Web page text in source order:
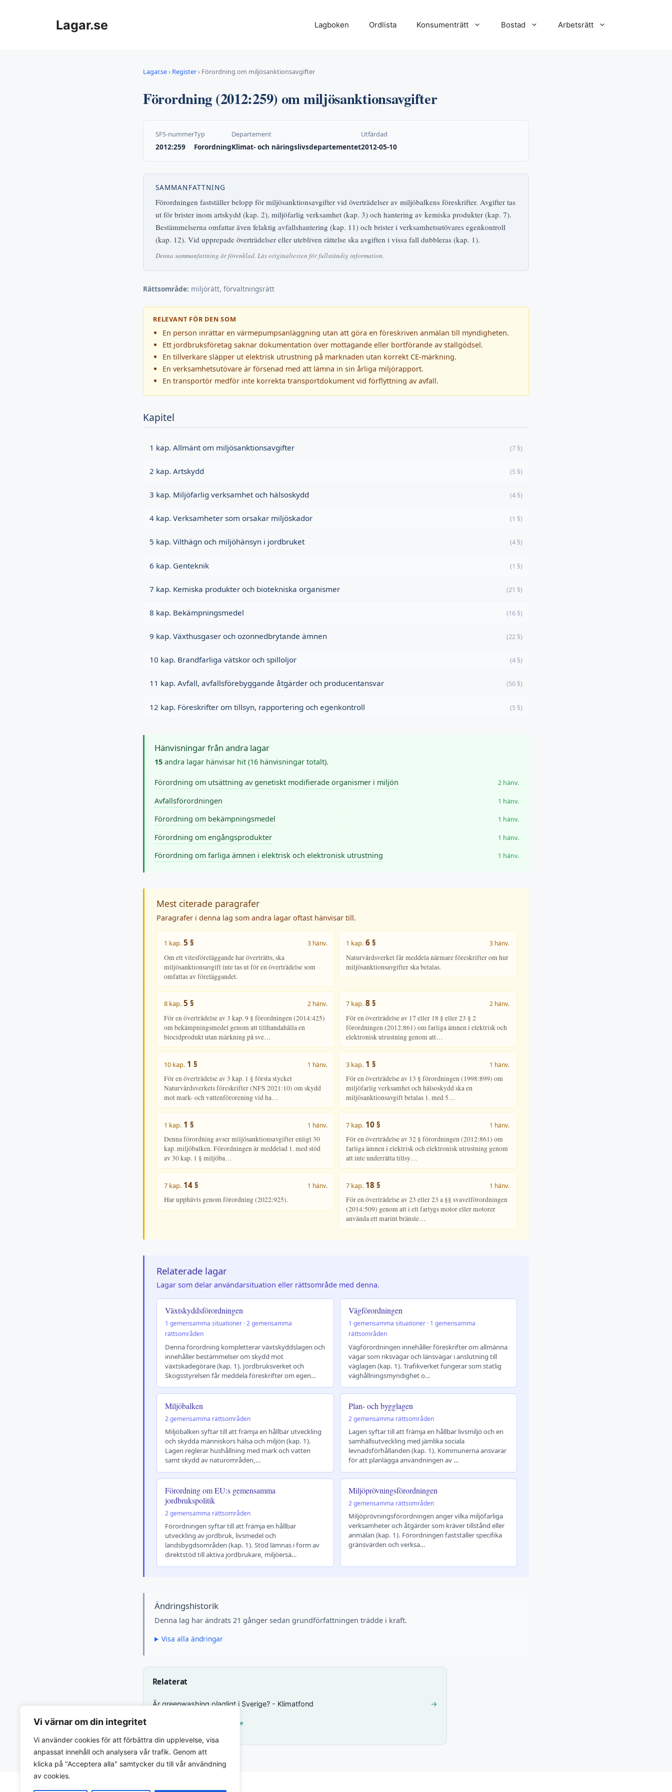
Vi värnar om din integritet
Vi använder cookies för att förbättra din upplevelse, visa
anpassat innehåll och analysera vår trafik. Genom att
klicka på "Acceptera alla" samtycker du till vår användning
av cookies.
Lagar.se Lagboken Ordlista Konsumenträtt Bostad Arbetsrätt
Lagar.se› Register› Förordning om miljösanktionsavgifter
Förordning (2012:259) om miljösanktionsavgifter
SFS-nummer
2012:259
Typ
Forordning
Departement
Klimat- och näringslivsdepartementet
Utfärdad
2012-05-10
SAMMANFATTNING
Förordningen fastställer belopp för miljösanktionsavgifter vid överträdelser av miljöbalkens föreskrifter. Avgifter tas
ut för brister inom artskydd (kap. 2), miljöfarlig verksamhet (kap. 3) och hantering av kemiska produkter (kap. 7).
Bestämmelserna omfattar även felaktig avfallshantering (kap. 11) och brister i verksamhetsutövares egenkontroll
(kap. 12). Vid upprepade överträdelser eller utebliven rättelse ska avgiften i vissa fall dubbleras (kap. 1).
Denna sammanfattning är förenklad. Läs originaltexten för fullständig information.
Rättsområde: miljörätt, förvaltningsrätt
RELEVANT FÖR DEN SOM
En person inrättar en värmepumpsanläggning utan att göra en föreskriven anmälan till myndigheten.
Ett jordbruksföretag saknar dokumentation över mottagande eller bortförande av stallgödsel.
En tillverkare släpper ut elektrisk utrustning på marknaden utan korrekt CE-märkning.
En verksamhetsutövare är försenad med att lämna in sin årliga miljörapport.
En transportör medför inte korrekta transportdokument vid förflyttning av avfall.
Kapitel
1 kap. Allmänt om miljösanktionsavgifter (7 §)
2 kap. Artskydd (5 §)
3 kap. Miljöfarlig verksamhet och hälsoskydd (4 §)
4 kap. Verksamheter som orsakar miljöskador (1 §)
5 kap. Vilthägn och miljöhänsyn i jordbruket (4 §)
6 kap. Genteknik (1 §)
7 kap. Kemiska produkter och biotekniska organismer (21 §)
8 kap. Bekämpningsmedel (16 §)
9 kap. Växthusgaser och ozonnedbrytande ämnen (22 §)
10 kap. Brandfarliga vätskor och spilloljor (4 §)
11 kap. Avfall, avfallsförebyggande åtgärder och producentansvar (50 §)
12 kap. Föreskrifter om tillsyn, rapportering och egenkontroll (5 §)
Hänvisningar från andra lagar
15 andra lagar hänvisar hit (16 hänvisningar totalt).
Förordning om utsättning av genetiskt modifierade organismer i miljön 2 hänv.
Avfallsförordningen 1 hänv.
Förordning om bekämpningsmedel 1 hänv.
Förordning om engångsprodukter 1 hänv.
Förordning om farliga ämnen i elektrisk och elektronisk utrustning 1 hänv.
Mest citerade paragrafer
Paragrafer i denna lag som andra lagar oftast hänvisar till.
1 kap. 5 § 3 hänv.
Om ett vitesföreläggande har överträtts, ska
miljösanktionsavgift inte tas ut för en överträdelse som
omfattas av föreläggandet.
1 kap. 6 § 3 hänv.
Naturvårdsverket får meddela närmare föreskrifter om hur
miljösanktionsavgifter ska betalas.
8 kap. 5 § 2 hänv.
För en överträdelse av 3 kap. 9 § förordningen (2014:425)
om bekämpningsmedel genom att tillhandahålla en
biocidprodukt utan märkning på sve…
7 kap. 8 § 2 hänv.
För en överträdelse av 17 eller 18 § eller 23 § 2
förordningen (2012:861) om farliga ämnen i elektrisk och
elektronisk utrustning genom att…
10 kap. 1 § 1 hänv.
För en överträdelse av 3 kap. 1 § första stycket
Naturvårdsverkets föreskrifter (NFS 2021:10) om skydd
mot mark- och vattenförorening vid ha…
3 kap. 1 § 1 hänv.
För en överträdelse av 13 § förordningen (1998:899) om
miljöfarlig verksamhet och hälsoskydd ska en
miljösanktionsavgift betalas 1. med 5…
1 kap. 1 § 1 hänv.
Denna förordning avser miljösanktionsavgifter enligt 30
kap. miljöbalken. Förordningen är meddelad 1. med stöd
av 30 kap. 1 § miljöba…
7 kap. 10 § 1 hänv.
För en överträdelse av 32 § förordningen (2012:861) om
farliga ämnen i elektrisk och elektronisk utrustning genom
att inte underrätta tillsy…
7 kap. 14 § 1 hänv.
Har upphävts genom förordning (2022:925).
7 kap. 18 § 1 hänv.
För en överträdelse av 23 eller 23 a §§ svavelförordningen
(2014:509) genom att i ett fartygs motor eller motorer
använda ett marint bränsle…
Relaterade lagar
Lagar som delar användarsituation eller rättsområde med denna.
Växtskyddsförordningen
1 gemensamma situationer · 2 gemensamma
rättsområden
Denna förordning kompletterar växtskyddslagen och
innehåller bestämmelser om skydd mot
växtskadegörare (kap. 1). Jordbruksverket och
Skogsstyrelsen får meddela föreskrifter om egen…
Vägförordningen
1 gemensamma situationer · 1 gemensamma
rättsområden
Vägförordningen innehåller föreskrifter om allmänna
vägar som riksvägar och länsvägar i anslutning till
väglagen (kap. 1). Trafikverket fungerar som statlig
väghållningsmyndighet o…
Miljöbalken
2 gemensamma rättsområden
Miljöbalken syftar till att främja en hållbar utveckling
och skydda människors hälsa och miljön (kap. 1).
Lagen reglerar hushållning med mark och vatten
samt skydd av naturområden,…
Plan- och bygglagen
2 gemensamma rättsområden
Lagen syftar till att främja en hållbar livsmiljö och en
samhällsutveckling med jämlika sociala
levnadsförhållanden (kap. 1). Kommunerna ansvarar
för att planlägga användningen av …
Förordning om EU:s gemensamma
jordbrukspolitik
2 gemensamma rättsområden
Förordningen syftar till att främja en hållbar
utveckling av jordbruk, livsmedel och
landsbygdsområden (kap. 1). Stöd lämnas i form av
direktstöd till aktiva jordbrukare, miljöersä…
Miljöprövningsförordningen
2 gemensamma rättsområden
Miljöprövningsförordningen anger vilka miljöfarliga
verksamheter och åtgärder som kräver tillstånd eller
anmälan (kap. 1). Förordningen fastställer specifika
gränsvärden och verksa…
Ändringshistorik
Denna lag har ändrats 21 gånger sedan grundförfattningen trädde i kraft.
Visa alla ändringar
Relaterat
Är greenwashing olagligt i Sverige? - Klimatfond →
Matcher.se